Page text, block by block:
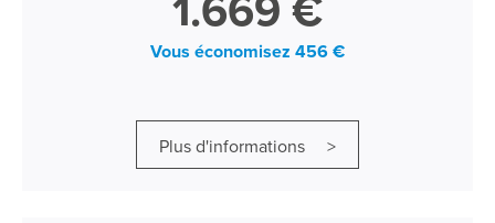
Vous économisez 456 €
Plus d'informations >